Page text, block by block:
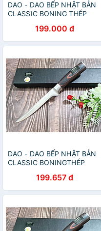
DAO - DAO BẾP NHẬT BẢN
CLASSIC BONING THÉP
199.000 đ
DAO - DAO BẾP NHẬT BẢN
CLASSIC BONINGTHÉP
topcomshop vn
199.657 đ